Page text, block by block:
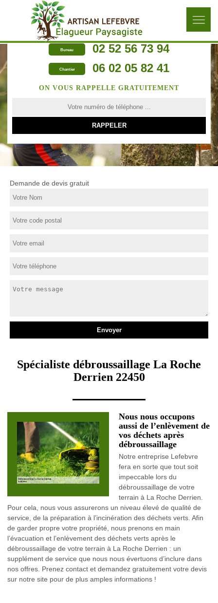
Bureau 02 52 56 73 94
Chantier 06 02 05 82 41
ON VOUS RAPPELLE GRATUITEMENT
Demande de devis gratuit
Spécialiste débroussaillage La Roche
Derrien 22450
Nous nous occupons
aussi de l’enlèvement de
vos déchets après
débroussaillage
Notre entreprise Lefebvre
fera en sorte que tout soit
impeccable lors du
débroussaillage de votre
terrain à La Roche Derrien.
Pour cela, nous vous assurerons un niveau élevé de qualité de
service, de la préparation à l’incinération des déchets verts. Afin
de garder propre votre propriété, nous prenons en main
l’évacuation et l’enlèvement des déchets verts après le
débroussaillage de votre terrain à La Roche Derrien : un
supplément de service que nous nous évertuons d’inclure dans
nos offres. Prenez contact et demandez gratuitement votre devis
sur notre site pour de plus amples informations !